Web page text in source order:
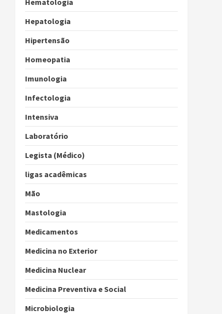
Hematologia
Hepatologia
Hipertensão
Homeopatia
Imunologia
Infectologia
Intensiva
Laboratório
Legista (Médico)
ligas acadêmicas
Mão
Mastologia
Medicamentos
Medicina no Exterior
Medicina Nuclear
Medicina Preventiva e Social
Microbiologia